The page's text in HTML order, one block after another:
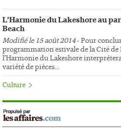
L’Harmonie du Lakeshore au
Beach
Modifié le 15 août 2014- Pour
programmation estivale de la Cité de
l’Harmonie du Lakeshore
variété de pièces...
Culture